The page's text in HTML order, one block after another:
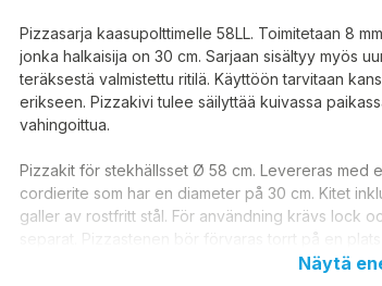
Pizzasarja kaasupolttimelle 58LL. Toimitetaan 8
jonka halkaisija on 30 cm. Sarjaan sisältyy myös
teräksestä valmistettu ritilä. Käyttöön tarvitaan
erikseen. Pizzakivi tulee säilyttää kuivassa
vahingoittua.
Pizzakit för stekhällsset Ø 58 cm. Levereras med
cordierite som har en diameter på 30 cm. Kitet
galler av rostfritt stål. För användning krävs lock
separat. Pizzastenen bör förvaras torrt på en
omkull och skadas. Avsedd för : Stekhällsset 58
Näytä